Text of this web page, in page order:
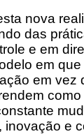
nova
das
e em
em
em vez
inovação e